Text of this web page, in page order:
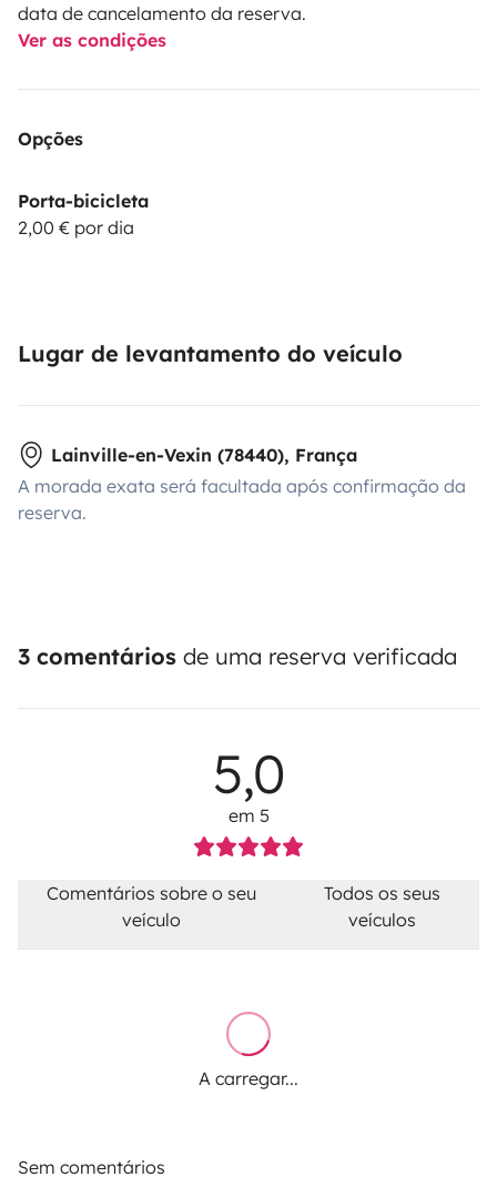
data de cancelamento da reserva.
Ver as condições
Opções
Porta-bicicleta
2,00 € por dia
Lugar de levantamento do veículo
Lainville-en-Vexin (78440), França
A morada exata será facultada após confirmação da
reserva.
3 comentários de uma reserva verificada
5,0
em 5
Comentários sobre o seu
veículo
Todos os seus
veículos
A carregar...
Sem comentários